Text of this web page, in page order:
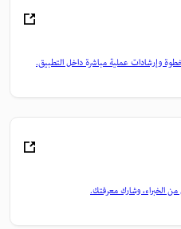
وإرشادات عملية مباشرة داخل التطبيق.
من الخبراء، وشارك معرفتك.